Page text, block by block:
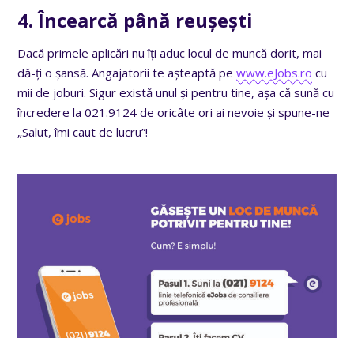
4. Încearcă până reușești
Dacă primele aplicări nu îți aduc locul de muncă dorit, mai
dă-ți o șansă. Angajatorii te așteaptă pewww.eJobs.ro cu
mii de joburi. Sigur există unul și pentru tine, așa că sună cu
încredere la 021.9124 de oricâte ori ai nevoie și spune-ne
„Salut, îmi caut de lucru”!